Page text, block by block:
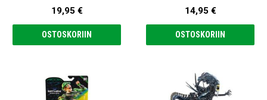
19,95 €
OSTOSKORIIN
14,95 €
OSTOSKORIIN